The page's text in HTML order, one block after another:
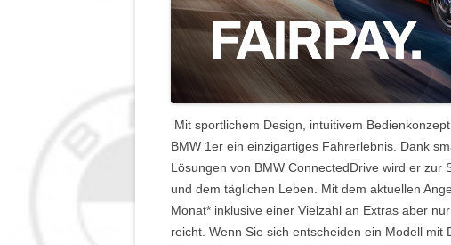
Mit sportlichem Design, intuitivem
BMW 1er ein einzigartiges Fahrerlebnis. Dank
Lösungen von BMW ConnectedDrive wird er zur
und dem täglichen Leben. Mit dem aktuellen
Monat* inklusive einer Vielzahl an Extras aber
reicht. Wenn Sie sich entscheiden ein Modell